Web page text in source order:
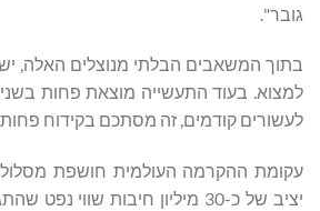
גובר".
בתוך המשאבים הבלתי מנוצלים האלה, יש
למצוא. בעוד התעשייה מוצאת פחות
לעשורים קודמים, זה מסתכם בקידוח
עקומת ההקרמה העולמית חושפת
יציב של כ-30 מיליון חיבות שווי